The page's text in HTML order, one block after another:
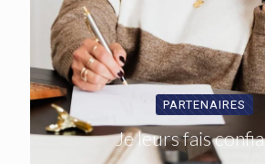
PARTENAIRES
Je leurs fais